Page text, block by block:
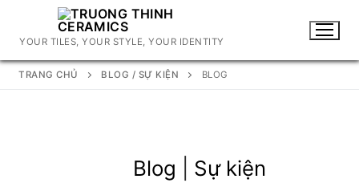
dung
YOUR TILES, YOUR STYLE, YOUR IDENTITY
TRANG CHỦ BLOG / SỰ KIỆN BLOG
Blog Sự kiện